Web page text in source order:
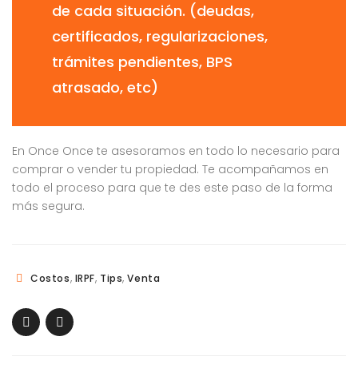
de cada situación. (deudas,
certificados, regularizaciones,
trámites pendientes, BPS
atrasado, etc)
En Once Once te asesoramos en todo lo necesario para
comprar o vender tu propiedad. Te acompañamos en
todo el proceso para que te des este paso de la forma
más segura.
Costos, IRPF, Tips,Venta